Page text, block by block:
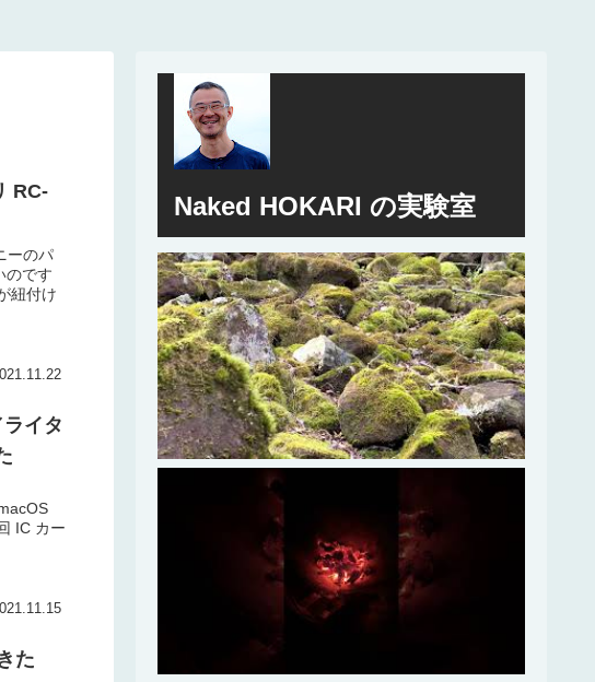
RC-
ーのパ
のです
紐付け
イタ
IC カー
た
Naked HOKARI の実験室